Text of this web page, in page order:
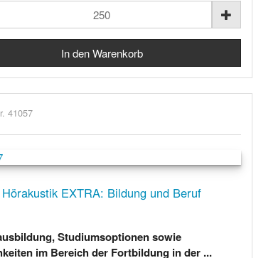
41057
Hörakustik EXTRA: Bildung und Beruf
Studiumsoptionen sowie
im Bereich der Fortbildung in der ...